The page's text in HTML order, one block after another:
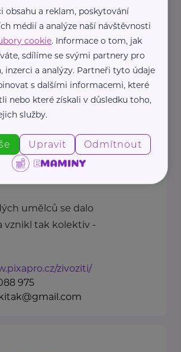
858
i TAK
umělců se dalo
vznikl tak kolektiv -
zivoziti/
975
obsahu a reklam, poskytování
médií a analýze naší návštěvnosti
cookie. Informace o tom, jak
sdílíme se svými partnery pro
inzerci a analýzy. Partneři tyto údaje
s dalšími informacemi, které
nebo které získali v důsledku toho,
služby.
Upravit Odmítnout